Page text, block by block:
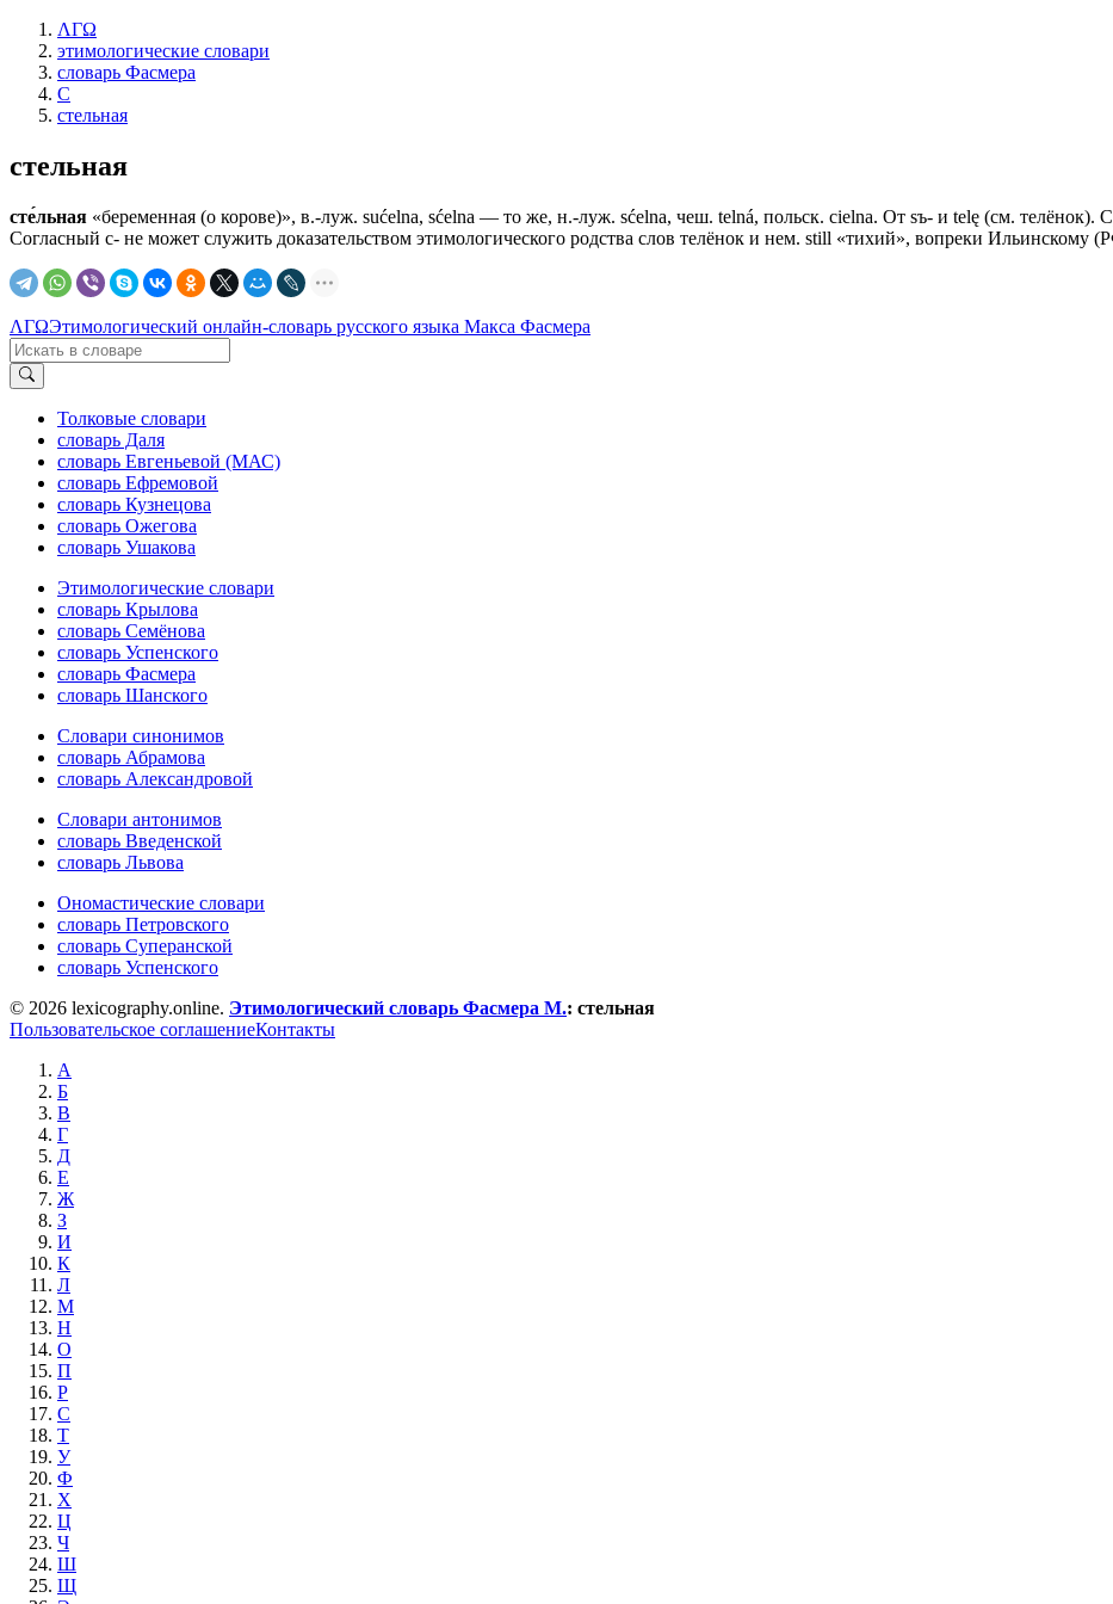
ΛΓΩ
этимологические словари
словарь Фасмера
С
стельная
стельная
сте́льная «беременная (о корове)», в.-луж. sućelna, sćelna — то же, н.-луж. sćelna, чеш. telná, польск. сiеlnа. От sъ- и telę (см. телёнок).
Согласный с- не может служить доказательством этимологического родства слов телёнок и нем. still «тихий», вопреки Ильинскому
ΛΓΩЭтимологический онлайн-словарь русского языка Макса Фасмера
Толковые словари
словарь Даля
словарь Евгеньевой (МАС)
словарь Ефремовой
словарь Кузнецова
словарь Ожегова
словарь Ушакова
Этимологические словари
словарь Крылова
словарь Семёнова
словарь Успенского
словарь Фасмера
словарь Шанского
Словари синонимов
словарь Абрамова
словарь Александровой
Словари антонимов
словарь Введенской
словарь Львова
Ономастические словари
словарь Петровского
словарь Суперанской
словарь Успенского
© 2026 lexicography.online. Этимологический словарь Фасмера М.: стельная
Пользовательское соглашениеКонтакты
А
Б
В
Г
Д
Е
Ж
З
И
К
Л
М
Н
О
П
Р
С
Т
У
Ф
Х
Ц
Ч
Ш
Щ